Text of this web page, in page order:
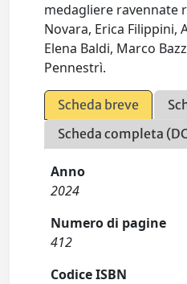
medagliere ravennate
Novara, Erica Filippini,
Elena Baldi, Marco
Pennestrì.
Scheda breve
Scheda completa
Anno
2024
Numero di pagine
412
Codice ISBN